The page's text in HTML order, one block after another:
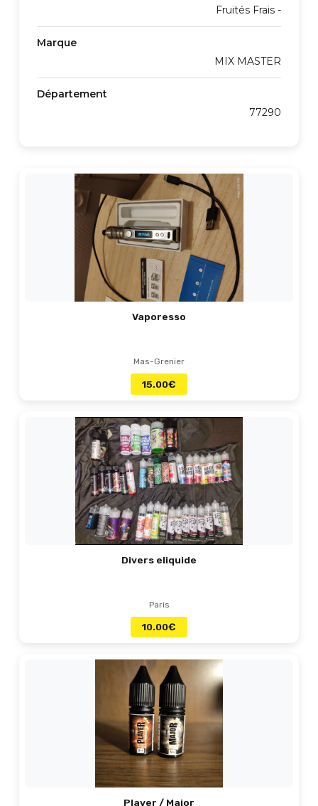
Fruités Frais -
Marque
MIX MASTER
Département
77290
Vaporesso
Mas-Grenier
15.00€
Divers eliquide
Paris
10.00€
Player / Major